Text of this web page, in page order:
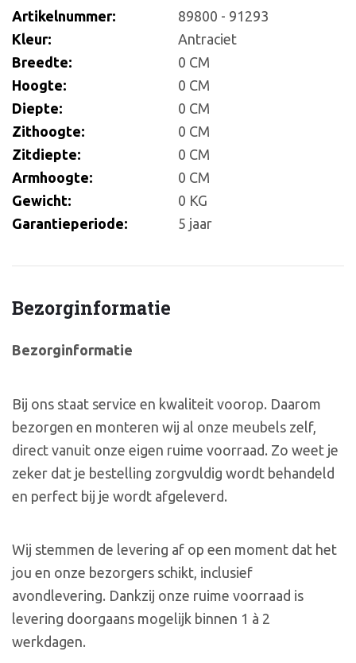
Artikelnummer:
89800 - 91293
Kleur:
Antraciet
Breedte:
0 CM
Hoogte:
0 CM
Diepte:
0 CM
Zithoogte:
0 CM
Zitdiepte:
0 CM
Armhoogte:
0 CM
Gewicht:
0 KG
Garantieperiode:
5 jaar
Bezorginformatie
Bezorginformatie
Bij ons staat service en kwaliteit voorop. Daarom
bezorgen en monteren wij al onze meubels zelf,
direct vanuit onze eigen ruime voorraad. Zo weet je
zeker dat je bestelling zorgvuldig wordt behandeld
en perfect bij je wordt afgeleverd.
Wij stemmen de levering af op een moment dat het
jou en onze bezorgers schikt, inclusief
avondlevering. Dankzij onze ruime voorraad is
levering doorgaans mogelijk binnen 1 à 2
werkdagen.